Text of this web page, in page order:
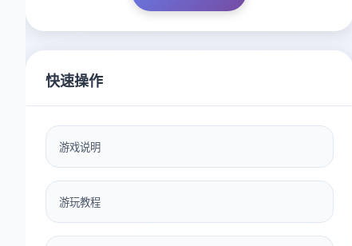
快速操作
游戏说明
游玩教程